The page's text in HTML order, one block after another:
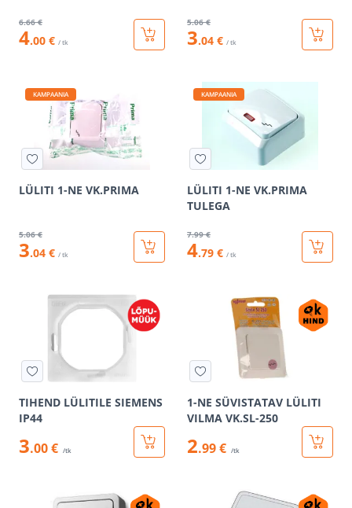
6.66 €
4.00 € / tk
5.06 €
3.04 € / tk
KAMPAANIA
LÜLITI 1-NE VK.PRIMA
5.06 €
3.04 € / tk
KAMPAANIA
LÜLITI 1-NE VK.PRIMA
TULEGA
7.99 €
4.79 € / tk
TIHEND LÜLITILE SIEMENS
IP44
3.00 € /tk
1-NE SÜVISTATAV LÜLITI
VILMA VK.SL-250
2.99 € /tk